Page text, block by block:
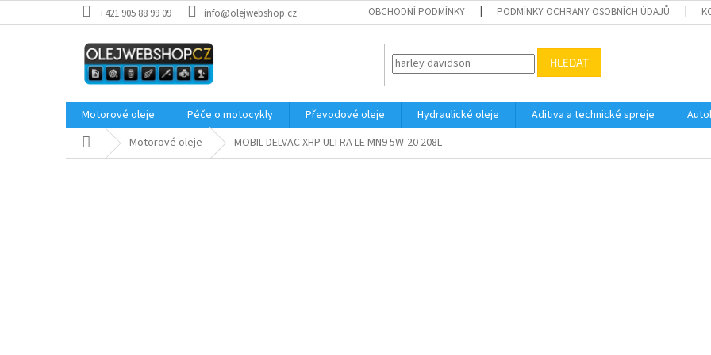
na
+421 905 88 99 09 info@olejwebshop.cz OBCHODNÍ PODMÍNKY PODMÍNKY OCHRANY OSOBNÍCH ÚDAJŮ
HLEDAT
Motorové oleje Péče o motocykly Převodové oleje Hydraulické oleje Aditiva a technické spreje
Domů Motorové oleje MOBIL DELVAC XHP ULTRA LE MN9 5W-20 208L